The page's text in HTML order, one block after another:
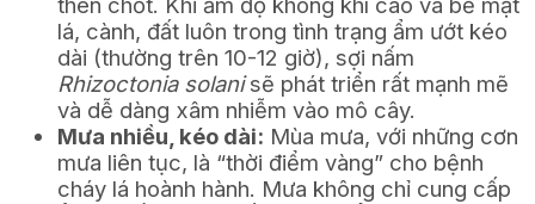
then chốt. Khi ẩm độ không khí cao và bề mặt
lá, cành, đất luôn trong tình trạng ẩm ướt kéo
dài (thường trên 10-12 giờ), sợi nấm
Rhizoctonia solanisẽ phát triển rất mạnh mẽ
và dễ dàng xâm nhiễm vào mô cây.
Mưa nhiều, kéo dài: Mùa mưa, với những cơn
mưa liên tục, là “thời điểm vàng” cho bệnh
cháy lá hoành hành. Mưa không chỉ cung cấp